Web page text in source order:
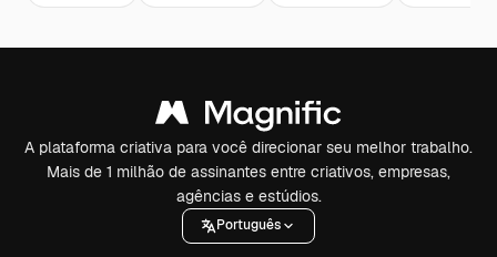
A plataforma criativa para você direcionar seu melhor trabalho.
Mais de 1 milhão de assinantes entre criativos, empresas,
agências e estúdios.
Português